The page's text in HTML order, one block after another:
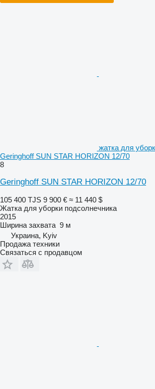
жатка для
Geringhoff SUN STAR HORIZON 12/70
8
Geringhoff SUN STAR HORIZON 12/70
105 400 TJS 9 900 € ≈ 11 440 $
Жатка для уборки подсолнечника
2015
Ширина захвата 9 м
Украина, Kyiv
Продажа техники
Связаться с продавцом